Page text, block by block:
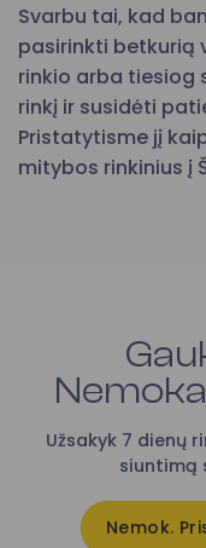
Svarbu tai, kad
pasirinkti betkurią
rinkio arba tiesiog
rinkį ir susidėti
Pristatytisme jį
mitybos rinkinius į
Užsakyk 7 dienų
siuntimą
Nemok.